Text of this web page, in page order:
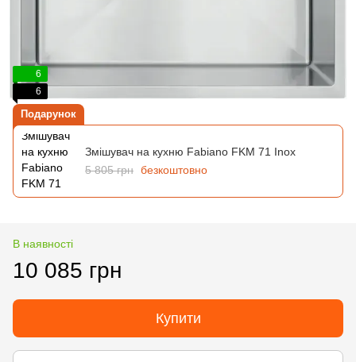
6
6
Подарунок
Змішувач на кухню Fabiano FKM 71 Inox
5 805 грн безкоштовно
В наявності
10 085 грн
Купити